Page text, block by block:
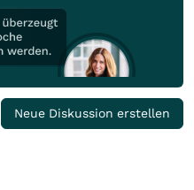
Neue Diskussion erstellen